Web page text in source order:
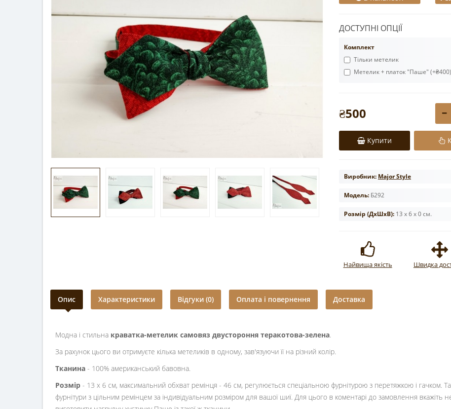
ДОСТУПНІ ОПЦІЇ
Комплект
Тільки метелик
Метелик + платок "Паше" (+₴400)
₴500
Купити
Виробник: Major Style
Модель: Б292
Розмір (ДxШxВ): 13 x 6 x 0 см.
Найвища якість Швидка
Опис Характеристики Відгуки (0) Оплата і повернення Доставка
Модна і стильна краватка-метелик самовяз двустороння теракотова-зелена.
За рахунок цього ви отримуєте кілька метеликів в одному, зав'язуючи її на різний колір.
Тканина - 100% американський бавовна.
Розмір - 13 х 6 см, максимальний обхват ремінця - 46 см, регулюється спеціальною фурнітурою з перетяжкою і гачком.
фурнітури з цільним ремінцем за індивідуальним розміром для вашої шиї. Для цього в коментарі до замовлення вкажіть